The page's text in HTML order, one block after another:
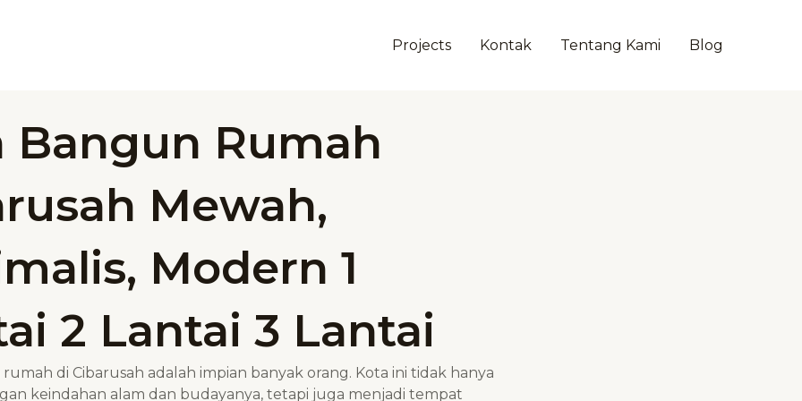
Projects Kontak Tentang Kami Blog
Bangun Rumah
Mewah,
Modern 1
2 Lantai 3 Lantai
di Cibarusah adalah impian banyak orang. Kota ini tidak hanya
keindahan alam dan budayanya, tetapi juga menjadi tempat